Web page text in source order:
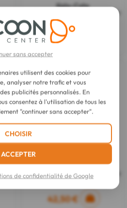
Kelo-Cote
UV Traitement des Cicatrices Gel
SPF30 15 g
39,90 €
g
Kelo-Cote
Traitement des Cicatrices 100 ml
42,50 €
sans accepter
utilisent des cookies pour
analyser notre trafic et vous
publicités personnalisés. En
consentez à l'utilisation de tous les
"continuer sans accepter".
CHOISIR
ACCEPTER
de confidentialité de Google